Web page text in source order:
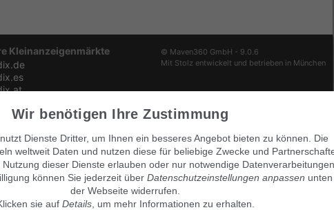
Kleinanzeigenmärkte
© Maven360 GmbH - 9.0.6
Mit Stolz entwickelt und betrieben in München
Wir benötigen Ihre Zustimmung
Dienste Dritter, um Ihnen ein besseres Angebot bieten zu können. Die
weltweit Daten und nutzen diese für beliebige Zwecke und
dieser Dienste erlauben oder nur notwendige Datenverarbeitungen
können Sie jederzeit über Datenschutzeinstellungen anpassen
der Webseite widerrufen.
sie auf Details, um mehr Informationen zu erhalten.